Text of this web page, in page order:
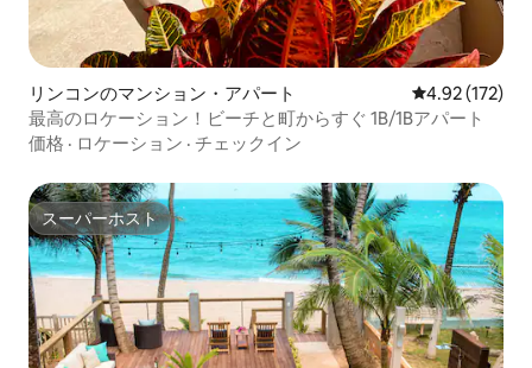
リンコンのマンション・アパート レビュー172
4.92 (172)
最高のロケーション！ビーチと町からすぐ 1B/1Bアパート
価格 · ロケーション · チェックイン
スーパーホスト
スーパーホスト